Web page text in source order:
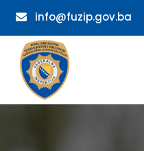
info@fuzip.gov.ba